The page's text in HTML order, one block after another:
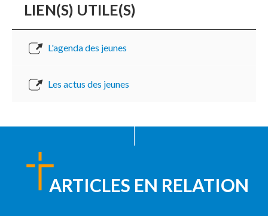
LIEN(S) UTILE(S)
L'agenda des jeunes
Les actus des jeunes
ARTICLES EN RELATION